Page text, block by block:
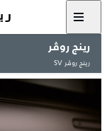
رينج روڤر
رينج روڤر SV